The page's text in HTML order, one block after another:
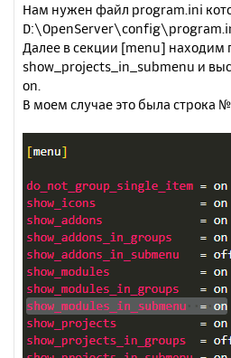
Нам нужен файл program.ini
Далее в секции [menu] находим
show_projects_in_submenu и
on.
В моем случае это была строка